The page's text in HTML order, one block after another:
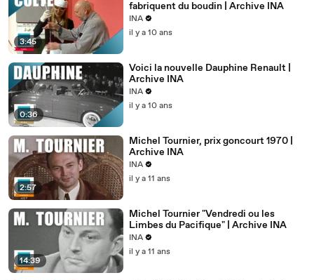
3:45
fabriquent du boudin | Archive INA
INA
il y a 10 ans
0:36
Voici la nouvelle Dauphine Renault |
Archive INA
INA
il y a 10 ans
2:57
Michel Tournier, prix goncourt 1970 |
Archive INA
INA
il y a 11 ans
14:39
Michel Tournier "Vendredi ou les
Limbes du Pacifique" | Archive INA
INA
il y a 11 ans